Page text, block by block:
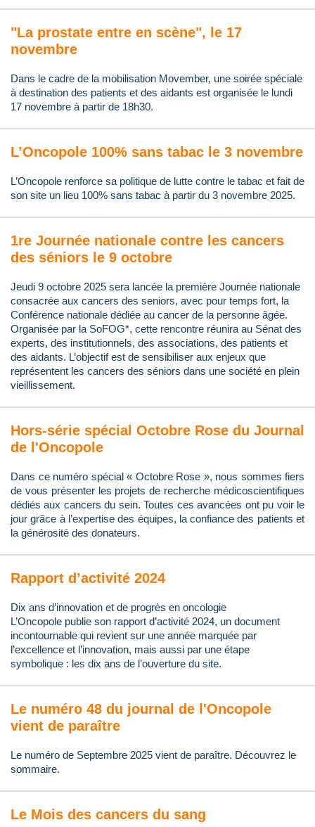
"La prostate entre en scène", le 17
novembre
Dans le cadre de la mobilisation Movember, une soirée spéciale
à destination des patients et des aidants est organisée le lundi
17 novembre à partir de 18h30.
L’Oncopole 100% sans tabac le 3 novembre
L’Oncopole renforce sa politique de lutte contre le tabac et fait de
son site un lieu 100% sans tabac à partir du 3 novembre 2025.
1re Journée nationale contre les cancers
des séniors le 9 octobre
Jeudi 9 octobre 2025 sera lancée la première Journée nationale
consacrée aux cancers des seniors, avec pour temps fort, la
Conférence nationale dédiée au cancer de la personne âgée.
Organisée par la SoFOG*, cette rencontre réunira au Sénat des
experts, des institutionnels, des associations, des patients et
des aidants. L’objectif est de sensibiliser aux enjeux que
représentent les cancers des séniors dans une société en plein
vieillissement.
Hors-série spécial Octobre Rose du Journal
de l'Oncopole
Dans ce numéro spécial « Octobre Rose », nous sommes fiers
de vous présenter les projets de recherche médicoscientifiques
dédiés aux cancers du sein. Toutes ces avancées ont pu voir le
jour grâce à l’expertise des équipes, la confiance des patients et
la générosité des donateurs.
Rapport d’activité 2024
Dix ans d’innovation et de progrès en oncologie
L’Oncopole publie son rapport d’activité 2024, un document
incontournable qui revient sur une année marquée par
l’excellence et l’innovation, mais aussi par une étape
symbolique : les dix ans de l’ouverture du site.
Le numéro 48 du journal de l'Oncopole
vient de paraître
Le numéro de Septembre 2025 vient de paraître. Découvrez le
sommaire.
Le Mois des cancers du sang